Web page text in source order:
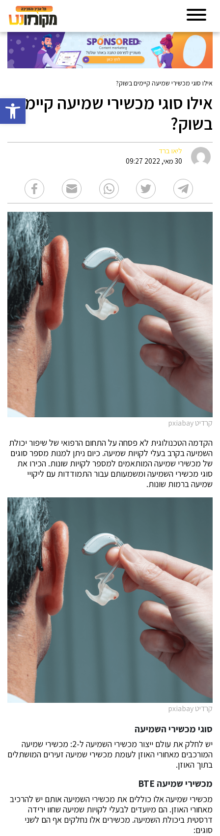
פתח
אילו סוגי מכשירי שמיעה קיימים בשוק?
אילו סוגי מכשירי שמיעה קיימים
בשוק?
ליאו ברד
30 מאי, 2022 09:27
קרדיט pxiabay
הקדמה הטכנולוגית לא פסחה על התחום הרפואי של שיפור יכולת
השמיעה בקרב בעלי לקויות שמיעה. כיום ניתן למנות מספר סוגים
של מכשירי שמיעה המותאמים למספר לקויות שונות. הכירו את
סוגי מכשירי השמיעה ומשמעותם עבור התמודדות עם ליקויי
שמיעה ברמות שונות.
קרדיט pxiabay
סוגי מכשירי השמיעה
יש לחלק את עולם ייצור מכשירי השמיעה ל-2: מכשירי שמיעה
המורכבים מאחורי האוזן לעומת מכשירי שמיעה זעירים המושתלים
בתוך האוזן.
מכשירי שמיעה BTE
מכשירי שמיעה אלו כוללים את מכשירי השמיעה אותם יש להרכיב
מאחורי האוזן. הם מיועדים לבעלי לקויות שמיעה שחוו ירידה
דרסטית ביכולת השמיעה. מכשירים אלו נחלקים אף הם לשני
סוגים: